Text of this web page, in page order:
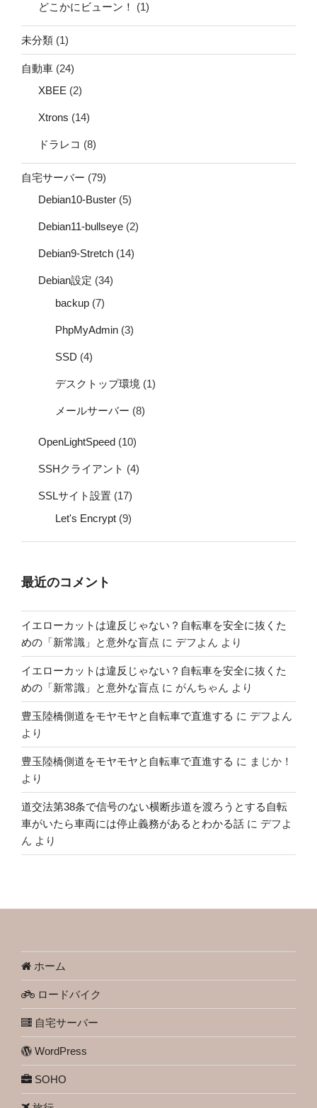
どこかにビューン！ (1)
未分類 (1)
自動車 (24)
XBEE (2)
Xtrons (14)
ドラレコ (8)
自宅サーバー (79)
Debian10-Buster (5)
Debian11-bullseye (2)
Debian9-Stretch (14)
Debian設定 (34)
backup (7)
PhpMyAdmin (3)
SSD (4)
デスクトップ環境 (1)
メールサーバー (8)
OpenLightSpeed (10)
SSHクライアント (4)
SSLサイト設置 (17)
Let's Encrypt (9)
最近のコメント
イエローカットは違反じゃない？自転車を安全に抜くた
めの「新常識」と意外な盲点 に デフよん より
イエローカットは違反じゃない？自転車を安全に抜くた
めの「新常識」と意外な盲点 に がんちゃん より
豊玉陸橋側道をモヤモヤと自転車で直進する に デフよん
より
豊玉陸橋側道をモヤモヤと自転車で直進する に まじか！
より
道交法第38条で信号のない横断歩道を渡ろうとする自転
車がいたら車両には停止義務があるとわかる話 に デフよ
ん より
ホーム
ロードバイク
自宅サーバー
WordPress
SOHO